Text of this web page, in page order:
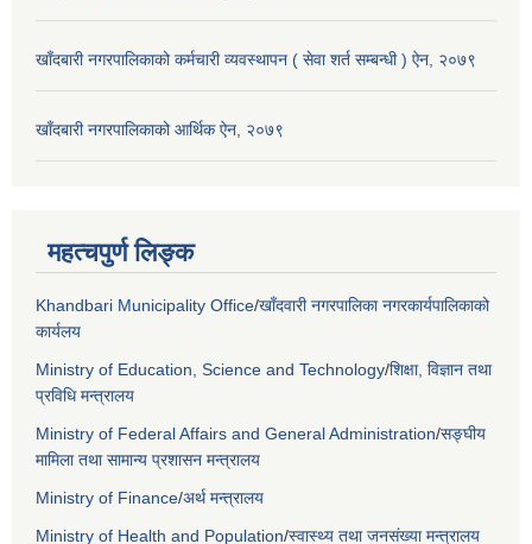
खाँदबारी नगरपालिकाको कर्मचारी व्यवस्थापन ( सेवा शर्त सम्बन्धी ) ऐन, २०७९
खाँदबारी नगरपालिकाको आर्थिक ऐन, २०७९
महत्चपुर्ण लिङ्क
Khandbari Municipality Office/खाँदवारी नगरपालिका नगरकार्यपालिकाको
कार्यलय
Ministry of Education, Science and Technology/शिक्षा, विज्ञान तथा
प्रविधि मन्त्रालय
Ministry of Federal Affairs and General Administration/सङ्घीय
मामिला तथा सामान्य प्रशासन मन्त्रालय
Ministry of Finance/अर्थ मन्त्रालय
Ministry of Health and Population/स्वास्थ्य तथा जनसंख्या मन्त्रालय